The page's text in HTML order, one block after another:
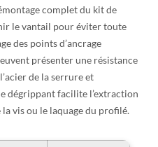
complet du kit de
le vantail pour éviter toute
des points d’ancrage
présenter une résistance
de la serrure et
dégrippant facilite l’extraction
vis ou le laquage du profilé.